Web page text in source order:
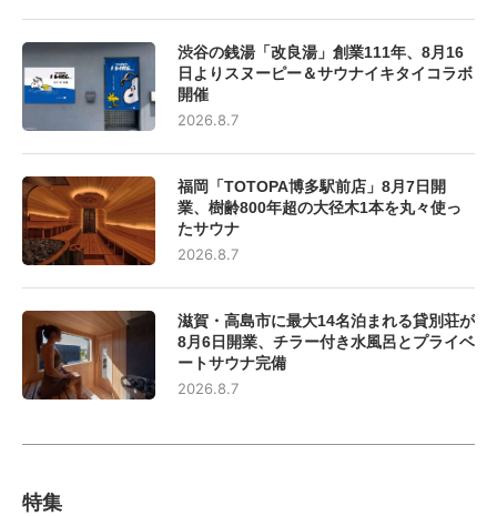
渋谷の銭湯「改良湯」創業111年、8月16
日よりスヌーピー＆サウナイキタイコラボ
開催
2026.8.7
福岡「TOTOPA博多駅前店」8月7日開
業、樹齢800年超の大径木1本を丸々使っ
たサウナ
2026.8.7
滋賀・高島市に最大14名泊まれる貸別荘が
8月6日開業、チラー付き水風呂とプライベ
ートサウナ完備
2026.8.7
特集